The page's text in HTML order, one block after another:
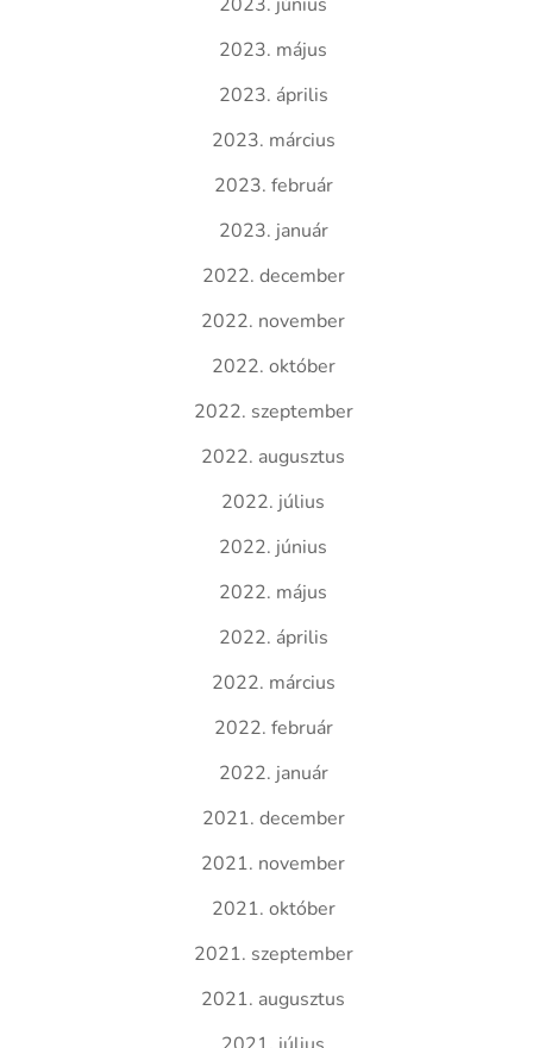
2023. május
2023. április
2023. március
2023. február
2023. január
2022. december
2022. november
2022. október
2022. szeptember
2022. augusztus
2022. július
2022. június
2022. május
2022. április
2022. március
2022. február
2022. január
2021. december
2021. november
2021. október
2021. szeptember
2021. augusztus